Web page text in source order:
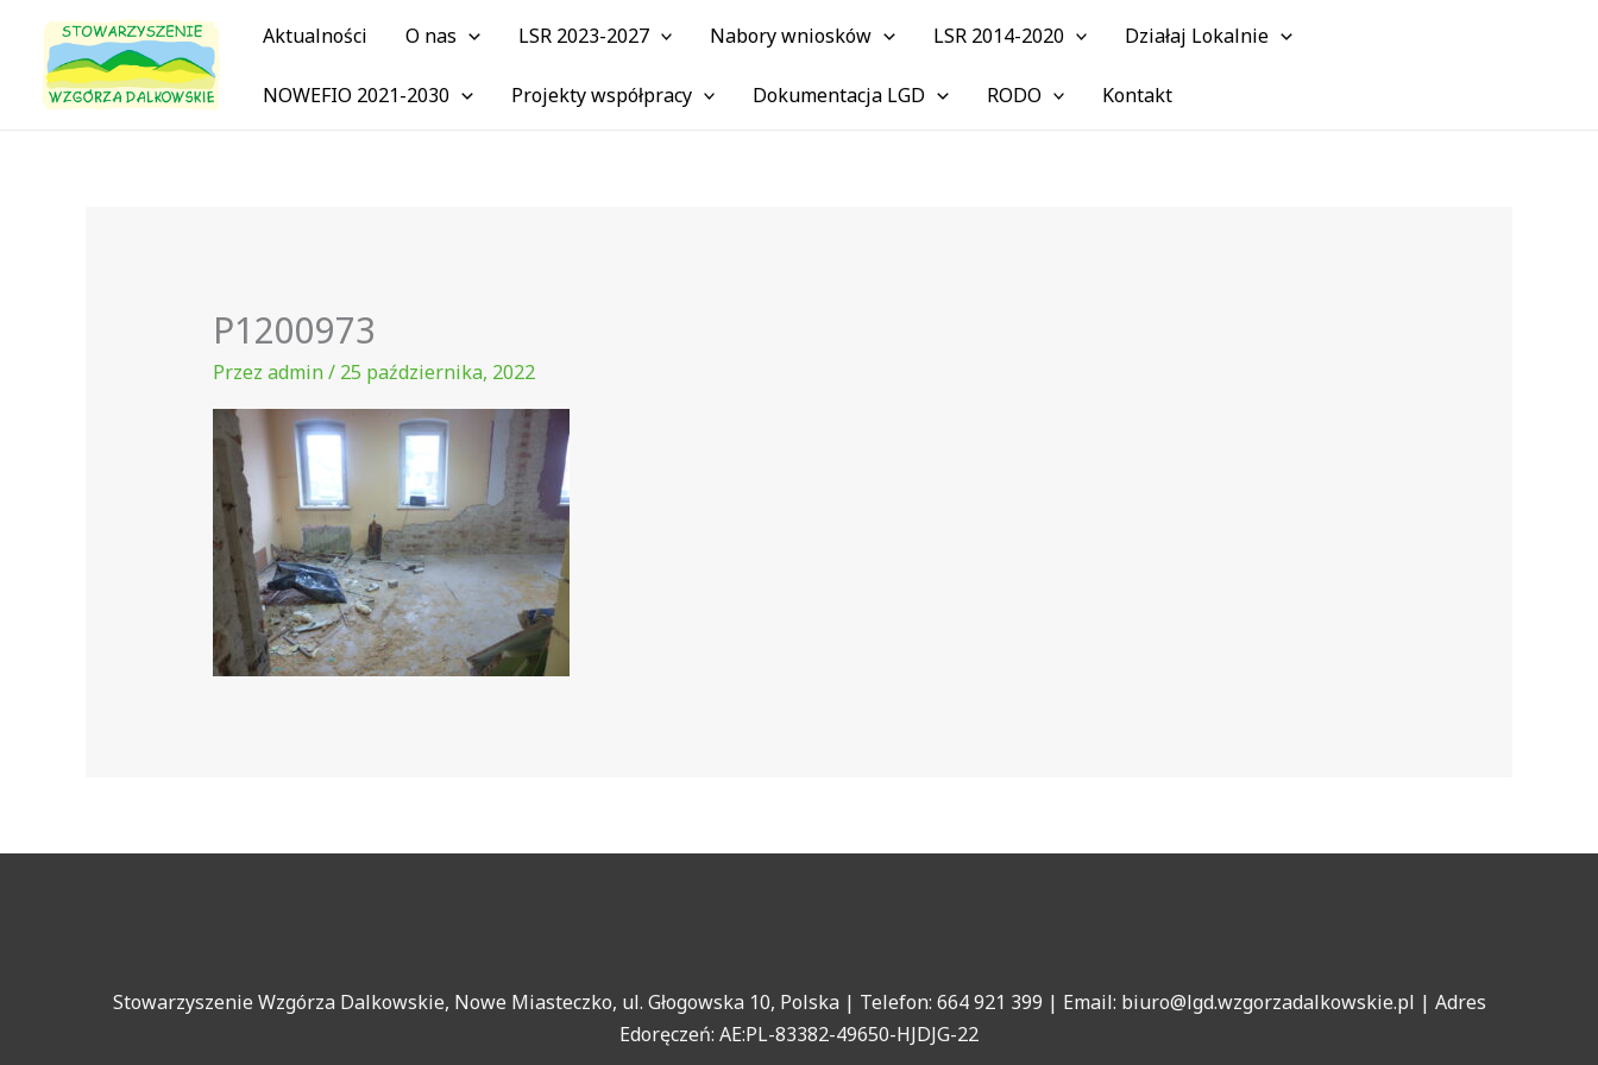
treści
Aktualności O nas LSR 2023-2027 Nabory wniosków LSR 2014-2020 Działaj Lokalnie
NOWEFIO 2021-2030 Projekty współpracy Dokumentacja LGD RODO Kontakt
P1200973
Przez admin/ 25 października, 2022
Stowarzyszenie Wzgórza Dalkowskie, Nowe Miasteczko, ul. Głogowska 10, Polska | Telefon: 664 921 399 | Email: biuro@lgd.wzgorzadalkowskie.pl | Adres
Edoręczeń: AE:PL-83382-49650-HJDJG-22